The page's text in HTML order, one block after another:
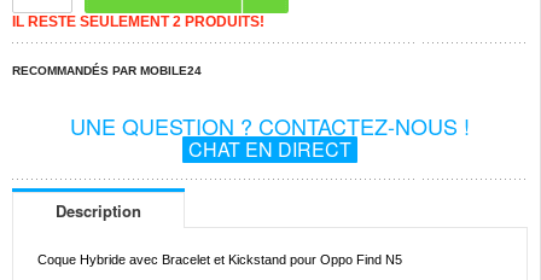
IL RESTE SEULEMENT 2 PRODUITS!
RECOMMANDÉS PAR MOBILE24
UNE QUESTION ? CONTACTEZ-NOUS !
CHAT EN DIRECT
Description
Coque Hybride avec Bracelet et Kickstand pour Oppo Find N5